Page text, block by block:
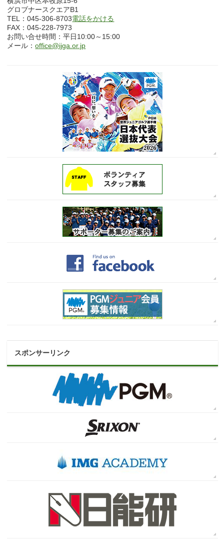
グロブナースクエアB1
TEL：045-306-8703電話をかける
FAX：045-228-7973
お問い合せ時間：平日10:00～15:00
メール：office@ijga.or.jp
スポンサーリンク